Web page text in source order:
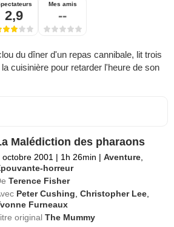
2,9
Mes amis
--
du dîner d'un repas cannibale, lit trois
cuisinière pour retarder l'heure de son
Malédiction des pharaons
octobre 2001 | 1h 26min | Aventure
horreur
Terence Fisher
Peter Cushing ,Christopher Lee
Furneaux
originalThe Mummy